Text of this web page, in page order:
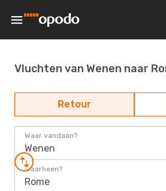
Vluchten van Wenen naar
Retour
Waar vandaan?
Wenen
Waarheen?
Rome